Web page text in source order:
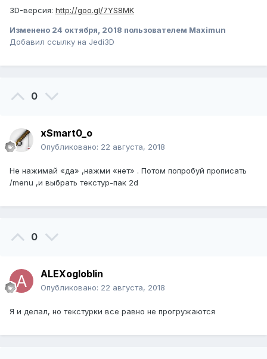
3D-версия: http://goo.gl/7YS8MK
Изменено 24 октября, 2018 пользователем Maximun
Добавил ссылку на Jedi3D
0
xSmart0_o
Опубликовано: 22 августа, 2018
Не нажимай «да» ,нажми «нет» . Потом попробуй прописать
/menu ,и выбрать текстур-пак 2d
0
ALEXogloblin
Опубликовано: 22 августа, 2018
Я и делал, но текстурки все равно не прогружаются